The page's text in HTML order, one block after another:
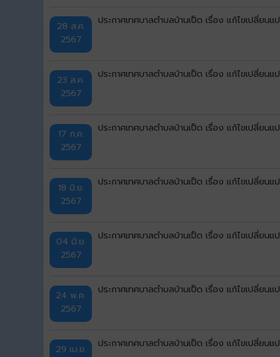
28 ส.ค.
2567
ประกาศเทศบาลตำบลบ้านเป็ด เรื่อง แก้ไขเปลี่ย
23 ส.ค.
2567
ประกาศเทศบาลตำบลบ้านเป็ด เรื่อง แก้ไขเปลี่ย
17 ก.ค.
2567
ประกาศเทศบาลตำบลบ้านเป็ด เรื่อง แก้ไขเปลี่ย
18 มิ.ย.
2567
ประกาศเทศบาลตำบลบ้านเป็ด เรื่อง แก้ไขเปลี่ย
04 มิ.ย.
2567
ประกาศเทศบาลตำบลบ้านเป็ด เรื่อง แก้ไขเปลี่ย
24 พ.ค.
2567
ประกาศเทศบาลตำบลบ้านเป็ด เรื่อง แก้ไขเปลี่ย
29 เม.ย.
ประกาศเทศบาลตำบลบ้านเป็ด เรื่อง แก้ไขเปลี่ย